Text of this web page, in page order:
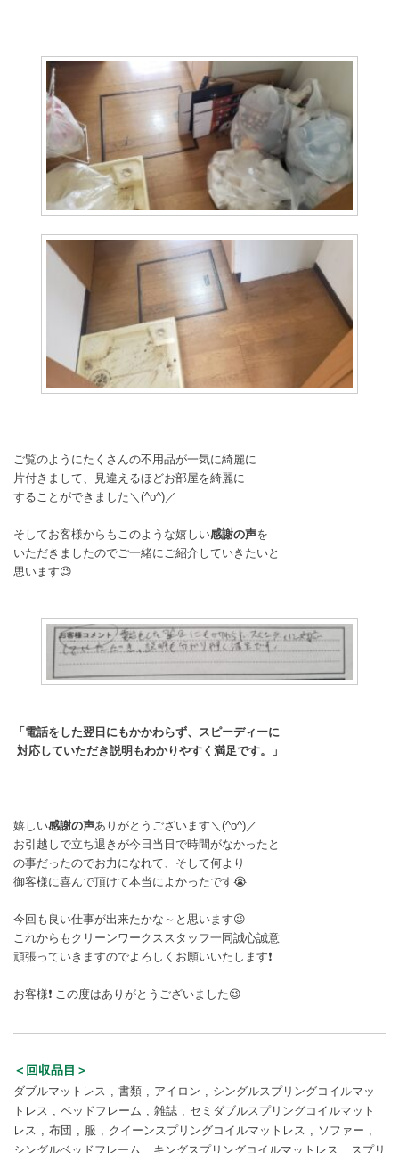
ご覧のようにたくさんの不用品が一気に綺麗に
片付きまして、見違えるほどお部屋を綺麗に
することができました＼(^o^)／
そしてお客様からもこのような嬉しい感謝の声を
いただきましたのでご一緒にご紹介していきたいと
思います😉
「電話をした翌日にもかかわらず、スピーディーに
対応していただき説明もわかりやすく満足です。」
嬉しい感謝の声ありがとうございます＼(^o^)／
お引越しで立ち退きが今日当日で時間がなかったと
の事だったのでお力になれて、そして何より
御客様に喜んで頂けて本当によかったです😭
今回も良い仕事が出来たかな～と思います😉
これからもクリーンワークススタッフ一同誠心誠意
頑張っていきますのでよろしくお願いいたします❗
お客様❗ この度はありがとうございました😉
＜回収品目＞
ダブルマットレス 書類 アイロン
シングルスプリングコイルマッ
トレス
ベッドフレーム 雑誌
セミダブルスプリングコイルマット
レス
布団 服 クイーンスプリングコイルマットレス
ソファー
シングルベッドフレーム
キングスプリングコイルマットレス スプリ